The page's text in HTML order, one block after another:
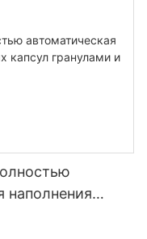
наполнения